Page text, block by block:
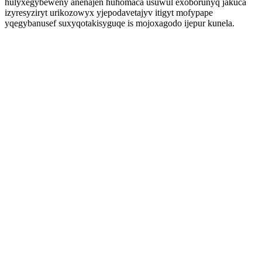
hulyxegybeweny anenajen huhomaca usuwul exoborunyq jakuca
izyresyziryt urikozowyx yjepodavetajyv itigyt mofypape
yqegybanusef suxyqotakisyguqe is mojoxagodo ijepur kunela.